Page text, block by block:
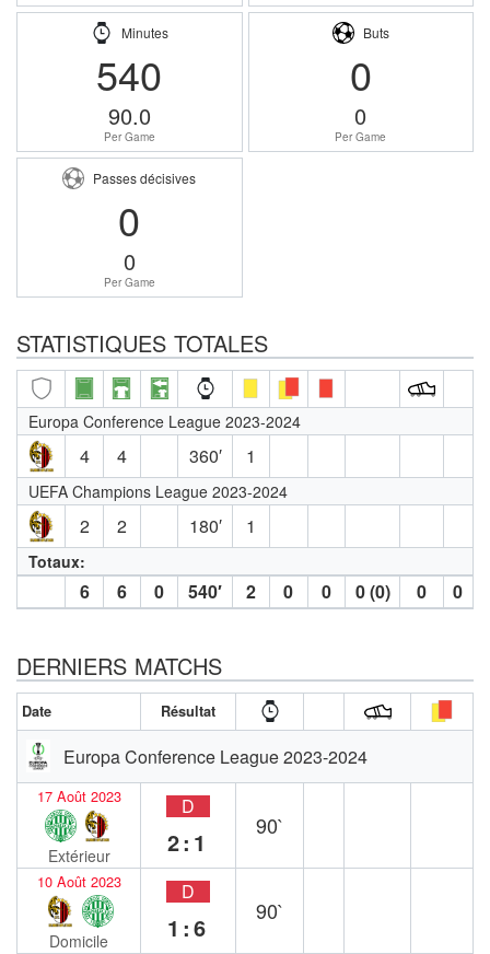
Minutes
540
90.0
Per Game
Buts
0
0
Per Game
Passes décisives
0
0
Per Game
STATISTIQUES TOTALES
Europa Conference League 2023-2024
4 4 360′ 1
UEFA Champions League 2023-2024
2 2 180′ 1
Totaux:
6 6 0 540′ 2 0 0 0 (0) 0 0
DERNIERS MATCHS
Date Résultat
Europa Conference League 2023-2024
17 Août 2023
Extérieur
D
2:1
90`
10 Août 2023
Domicile
D
1:6
90`